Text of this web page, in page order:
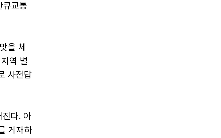
큐교통
을 체
역 별
사전답
진다. 아
게재하